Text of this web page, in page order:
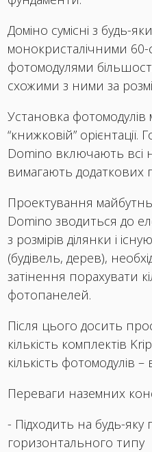
Доміно сумісні з будь-
монокристалічними
фотомодулями
схожими з ними за
Установка фотомодулів
“книжковій”
Domino включають всі
вимагають додаткових
Проектування
Domino зводиться до
з розмірів ділянки і
(будівель, дерев),
затінення порахувати
фотопанелей.
Після цього досить
кількість комплектів
кількість фотомодулів
Переваги наземних
- Підходить на будь-
горизонтального типу